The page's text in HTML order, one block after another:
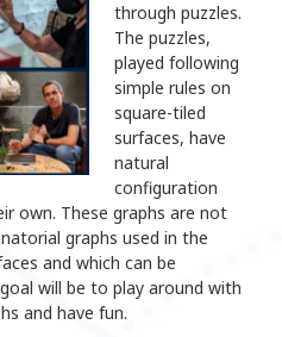
through puzzles.
The puzzles,
played following
simple rules on
square-tiled
surfaces, have
natural
configuration
own. These graphs are not
graphs used in the
and which can be
will be to play around with
and have fun.